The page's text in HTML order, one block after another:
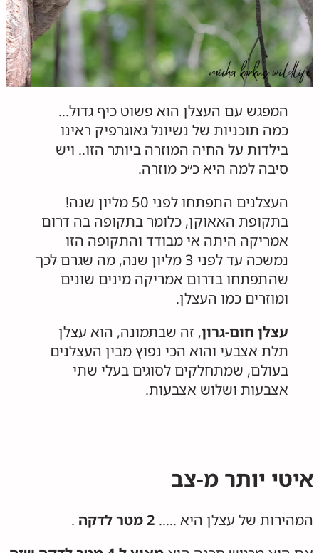
המפגש עם העצלן הוא פשוט כיף גדול…
כמה תוכניות של נשיונל גאוגרפיק ראינו
בילדות על החיה המוזרה ביותר הזו.. ויש
סיבה למה היא כ״כ מוזרה.
העצלנים התפתחו לפני 50 מליון שנה!
בתקופת האאוקן, כלומר בתקופה בה דרום
אמריקה היתה אי מבודד והתקופה הזו
נמשכה עד לפני 3 מליון שנה, מה שגרם לכך
שהתפתחו בדרום אמריקה מינים שונים
ומוזרים כמו העצלן.
עצלן חום-גרון, זה שבתמונה, הוא עצלן
תלת אצבעי והוא הכי נפוץ מבין העצלנים
בעולם, שמתחלקים לסוגים בעלי שתי
אצבעות ושלוש אצבעות.
איטי יותר מ-צב
המהירות של עצלן היא ….. 2 מטר לדקה
.